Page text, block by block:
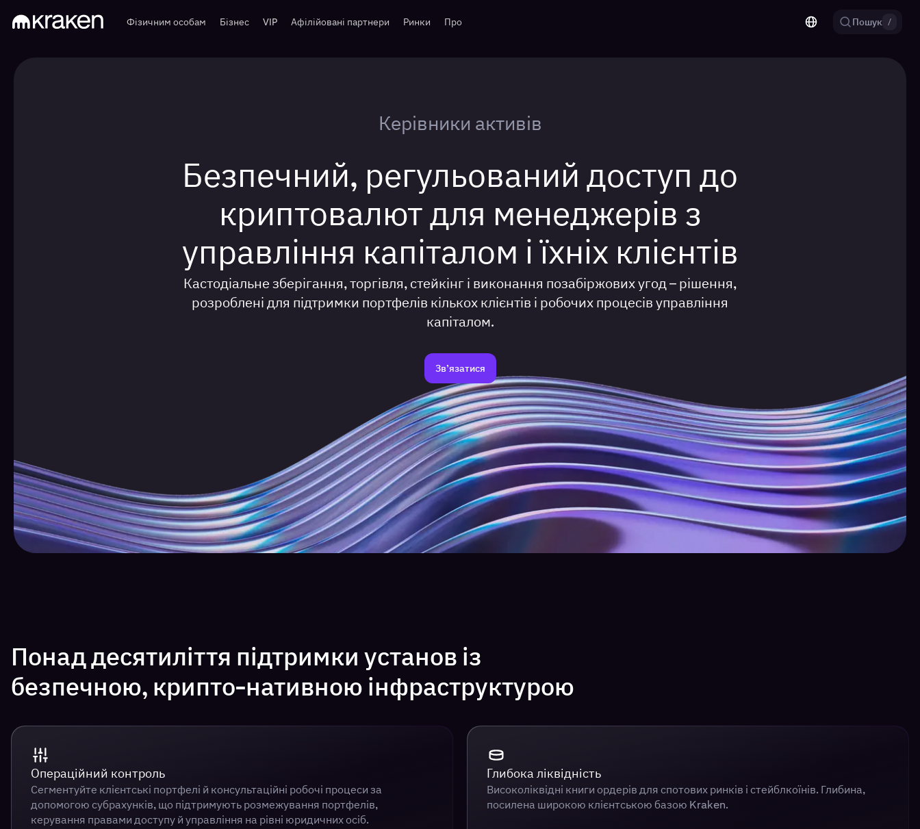
Фізичним особам Бізнес VIP Афілійовані партнери Ринки Про Пошук /
Керівники активів
Безпечний, регульований доступ до
криптовалют для менеджерів з
управління капіталом і їхніх клієнтів
Кастодіальне зберігання, торгівля, стейкінг і виконання позабіржових угод – рішення,
розроблені для підтримки портфелів кількох клієнтів і робочих процесів управління
капіталом.
Зв’язатися
Понад десятиліття підтримки установ із
безпечною, крипто-нативною інфраструктурою
Операційний контроль
Сегментуйте клієнтські портфелі й консультаційні робочі процеси за
допомогою субрахунків, що підтримують розмежування портфелів,
керування правами доступу й управління на рівні юридичних осіб.
Глибока ліквідність
Високоліквідні книги ордерів для спотових ринків і стейблкоїнів. Глибина,
посилена широкою клієнтською базою Kraken.